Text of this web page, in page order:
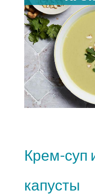
Крем-суп
капусты